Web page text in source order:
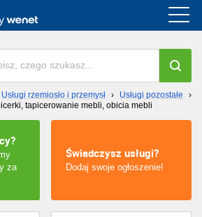
Usługi rzemiosło i przemysł › Usługi pozostałe
›
tapicerowanie mebli, obicia mebli
za
Świadczysz usługi?
Dodaj swoje ogłoszenie!